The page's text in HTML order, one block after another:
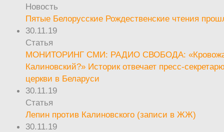
Новость
Пятые Белорусские Рождественские чтения
30.11.19
Статья
МОНИТОРИНГ СМИ: РАДИО СВОБОДА:
Калиновский?» Историк отвечает пресс-
церкви в Беларуси
30.11.19
Статья
Лепин против Калиновского (записи в ЖЖ)
30.11.19